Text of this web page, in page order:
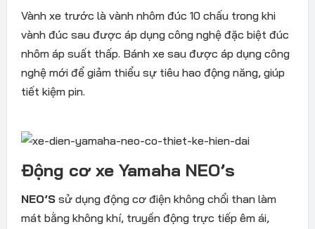
Vành xe trước là vành nhôm đúc 10 chấu trong khi
vành đúc sau được áp dụng công nghệ đặc biệt đúc
nhôm áp suất thấp. Bánh xe sau được áp dụng công
nghệ mới để giảm thiểu sự tiêu hao động năng, giúp
tiết kiệm pin.
Động cơ xe Yamaha NEO’s
NEO’Ssử dụng động cơ điện không chổi than làm
mát bằng không khí, truyền động trực tiếp êm ái,